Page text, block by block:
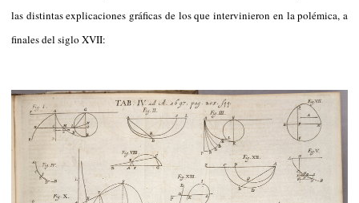
las distintas explicaciones gráficas de los que intervinieron en la polémica, a
finales del siglo XVII: